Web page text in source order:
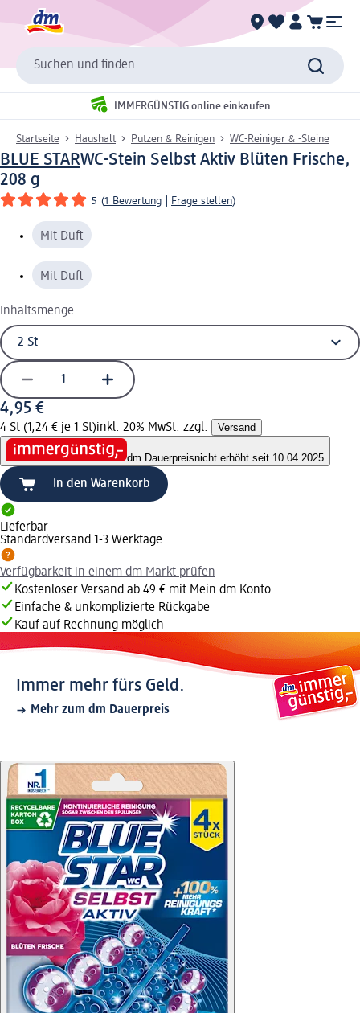
Suchen und finden
IMMERGÜNSTIG online einkaufen
Startseite Haushalt Putzen & Reinigen WC-Reiniger & -Steine
BLUE STARWC-Stein Selbst Aktiv Blüten Frische,
208 g
5 (1 Bewertung Frage stellen)
Mit Duft
Mit Duft
Inhaltsmenge
4,95 €
4 St (1,24 € je 1 St)inkl. 20% MwSt. zzgl. Versand
dm Dauerpreisnicht erhöht seit 10.04.2025
In den Warenkorb
Lieferbar
Standardversand 1-3 Werktage
Verfügbarkeit in einem dm Markt prüfen
Kostenloser Versand ab 49 € mit Mein dm Konto
Einfache & unkomplizierte Rückgabe
Kauf auf Rechnung möglich
Immer mehr fürs Geld.
Mehr zum dm Dauerpreis